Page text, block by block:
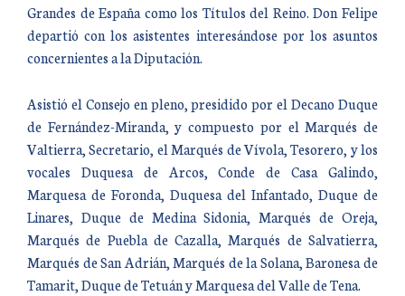
Grandes de España como los Títulos del Reino. Don Felipe
departió con los asistentes interesándose por los asuntos
concernientes a la Diputación.
Asistió el Consejo en pleno, presidido por el Decano Duque
de Fernández-Miranda, y compuesto por el Marqués de
Valtierra, Secretario, el Marqués de Vívola, Tesorero, y los
vocales Duquesa de Arcos, Conde de Casa Galindo,
Marquesa de Foronda, Duquesa del Infantado, Duque de
Linares, Duque de Medina Sidonia, Marqués de Oreja,
Marqués de Puebla de Cazalla, Marqués de Salvatierra,
Marqués de San Adrián, Marqués de la Solana, Baronesa de
Tamarit, Duque de Tetuán y Marquesa del Valle de Tena.